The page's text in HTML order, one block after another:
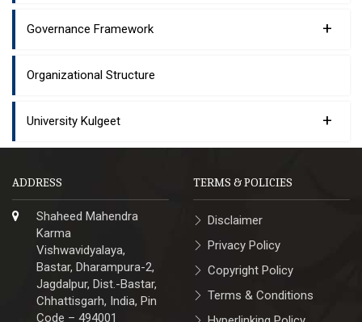
Governance Framework +
Organizational Structure
University Kulgeet +
ADDRESS
Shaheed Mahendra
Karma
Vishwavidyalaya,
Bastar, Dharampura-2,
Jagdalpur, Dist.-Bastar,
Chhattisgarh, India, Pin
Code – 494001
TERMS & POLICIES
Disclaimer
Privacy Policy
Copyright Policy
Terms & Conditions